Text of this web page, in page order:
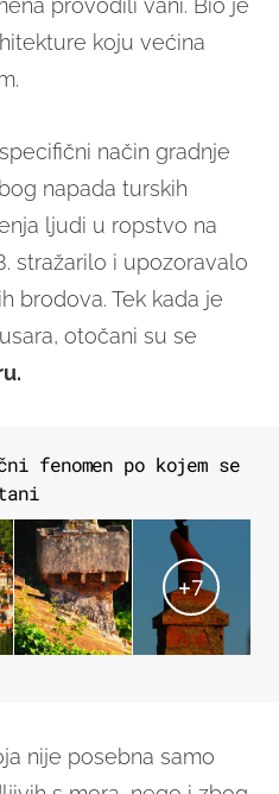
provodili vani. Bio je
koju većina
način gradnje
napada turskih
ljudi u ropstvo na
stražarilo i upozoravalo
brodova. Tek kada je
otočani su se
fenomen po kojem se
+7
nije posebna samo